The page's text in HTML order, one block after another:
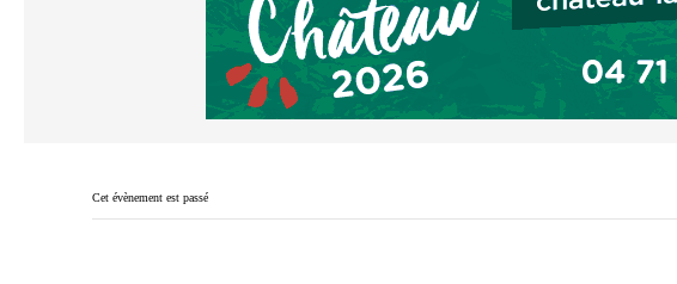
Cet évènement est passé